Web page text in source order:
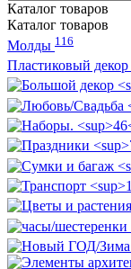
Каталог товаров
Каталог товаров
Молды 116
Пластиковый декор